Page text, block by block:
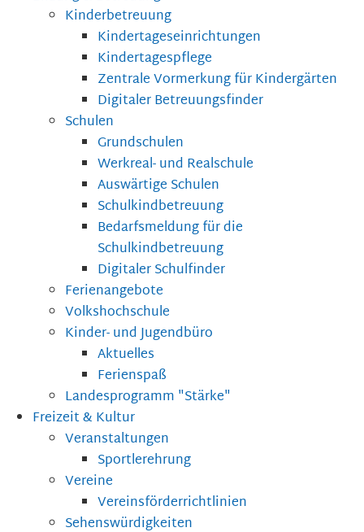
Kinderbetreuung
Kindertageseinrichtungen
Kindertagespflege
Zentrale Vormerkung für Kindergärten
Digitaler Betreuungsfinder
Schulen
Grundschulen
Werkreal- und Realschule
Auswärtige Schulen
Schulkindbetreuung
Bedarfsmeldung für die
Schulkindbetreuung
Digitaler Schulfinder
Ferienangebote
Volkshochschule
Kinder- und Jugendbüro
Aktuelles
Ferienspaß
Landesprogramm "Stärke"
Freizeit & Kultur
Veranstaltungen
Sportlerehrung
Vereine
Vereinsförderrichtlinien
Sehenswürdigkeiten